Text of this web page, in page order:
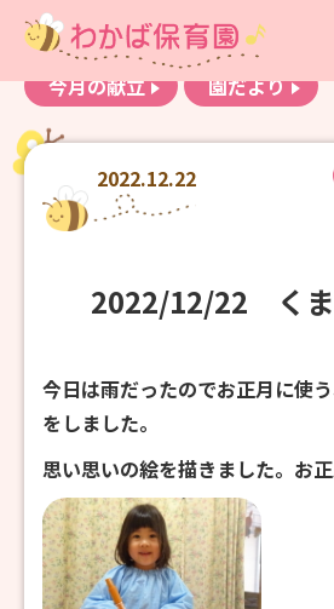
お知らせ
わかばアルバム
今月の献立
園だより
2022.12.22
2022/12/22 く
今日は雨だったのでお正月に使
をしました。
思い思いの絵を描きました。お正